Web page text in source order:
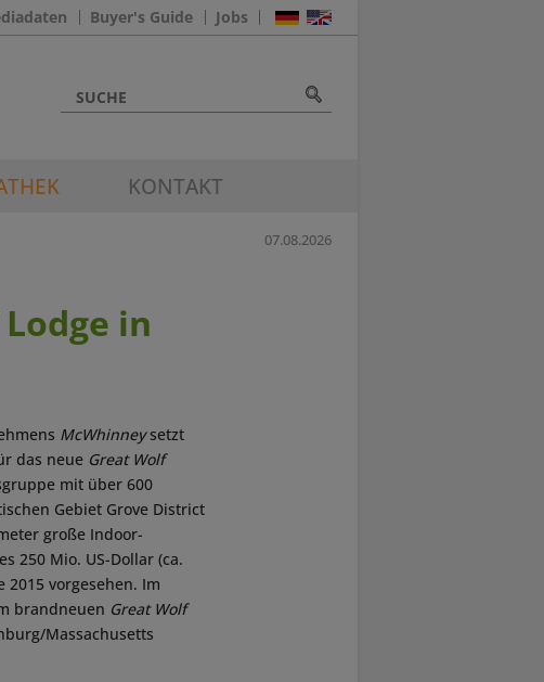
Buyer's Guide Jobs
KONTAKT
07.08.2026
in
McWhinneysetzt
das neue Great Wolf
mit über 600
Gebiet Grove District
große Indoor-
250 Mio. US-Dollar (ca.
vorgesehen. Im
brandneuen Great Wolf
Massachusetts